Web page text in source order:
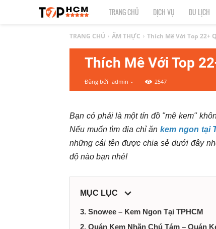
TOP
1
HCM
|
địa
điểm,
TRANG CHỦ DỊCH VỤ DU LỊCH
TRANG CHỦ ẨM THỰC Thích Mê Với Top 22+
Thích Mê Với Top
Đăng bởi admin - 2547
Bạn có phải là một tín đồ "mê kem"
Nếu muốn tìm địa chỉ ănkem ngon tại
những cái tên được chia sẻ dưới đây
độ nào bạn nhé!
MỤC LỤC
3. Snowee – Kem Ngon Tại TPHCM
2. Quán Kem Nhãn Chú Tám – Quán